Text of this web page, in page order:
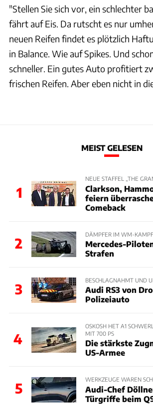
"Stellen Sie sich vor, ein schlechter
fährt auf Eis. Da rutscht es nur
neuen Reifen findet es plötzlich
in Balance. Wie auf Spikes. Und
schneller. Ein gutes Auto profitiert
frischen Reifen. Aber eben nicht in
MEIST GELESEN
1
NEUE STAFFEL „THE
Clarkson,
feiern
Comeback
2
DÄMPFER IM WM-KAMPF
Mercedes-
Strafen
3
BESCHLAGNAHMT UND
Audi RS3 von
Polizeiauto
4
OSKOSH HET A1
MIT 700 PS
Die stärkste
US-Armee
5
WERKZEUGE WAREN
Audi-Chef
Türgriffe beim